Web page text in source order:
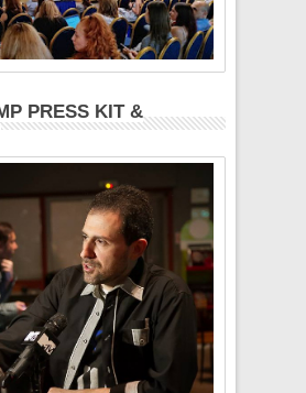
PRESS KIT &